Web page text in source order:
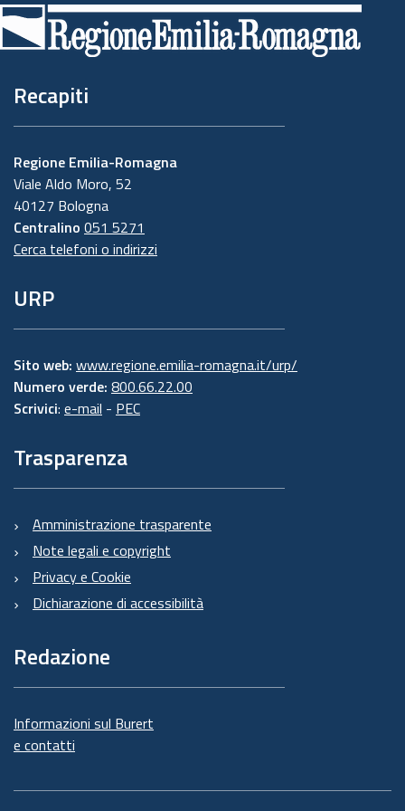
pagina
Recapiti
Regione Emilia-Romagna
Viale Aldo Moro, 52
40127 Bologna
Centralino 051 5271
Cerca telefoni o indirizzi
URP
Sito web: www.regione.emilia-romagna.it/urp/
Numero verde: 800.66.22.00
Scrivici: e-mail - PEC
Trasparenza
Amministrazione trasparente
Note legali e copyright
Privacy e Cookie
Dichiarazione di accessibilità
Redazione
Informazioni sul Burert
e contatti